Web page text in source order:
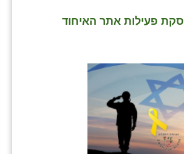
פעילות אתר האיחוד